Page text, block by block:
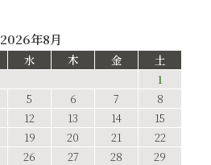
2026年8月
水 木 金
土
1
5 6 7
8
12 13 14
15
19 20 21
22
26 27 28
29